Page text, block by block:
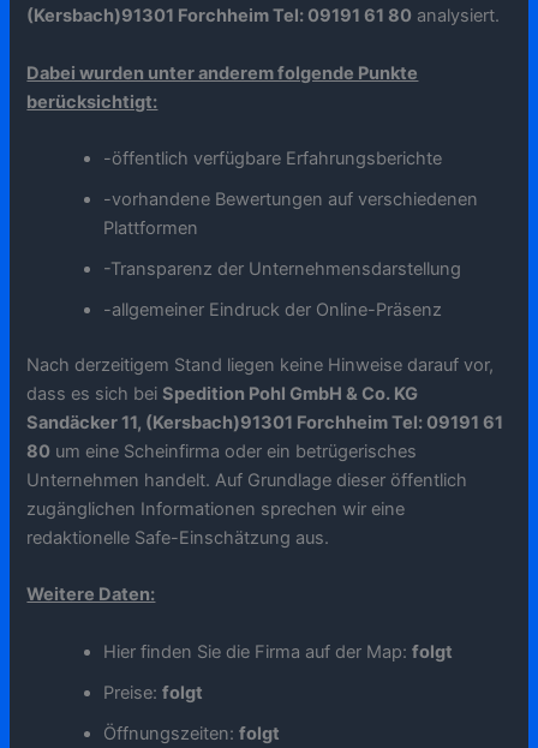
(Kersbach)91301 Forchheim Tel: 09191 61 80 analysiert.
Dabei wurden unter anderem folgende Punkte
berücksichtigt:
-öffentlich verfügbare Erfahrungsberichte
-vorhandene Bewertungen auf verschiedenen
Plattformen
-Transparenz der Unternehmensdarstellung
-allgemeiner Eindruck der Online-Präsenz
Nach derzeitigem Stand liegen keine Hinweise darauf vor,
dass es sich bei Spedition Pohl GmbH & Co. KG
Sandäcker 11, (Kersbach)91301 Forchheim Tel: 09191 61
80 um eine Scheinfirma oder ein betrügerisches
Unternehmen handelt. Auf Grundlage dieser öffentlich
zugänglichen Informationen sprechen wir eine
redaktionelle Safe-Einschätzung aus.
Weitere Daten:
Hier finden Sie die Firma auf der Map:folgt
Preise:folgt
Öffnungszeiten:folgt